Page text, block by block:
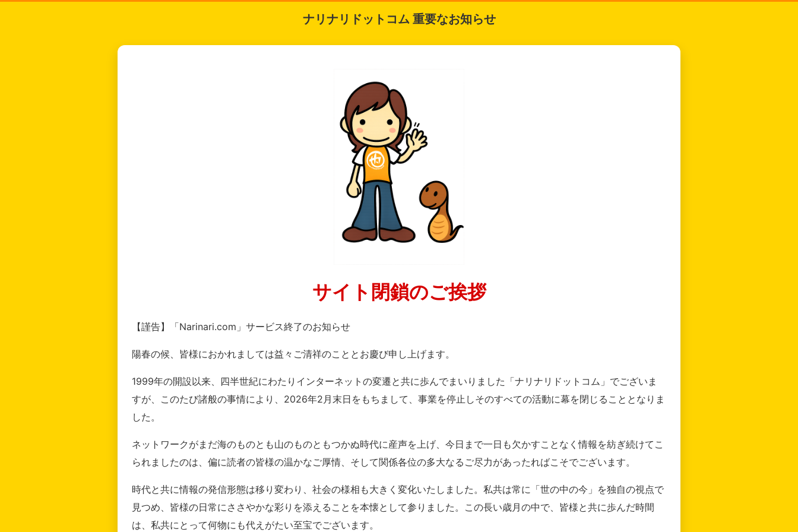
ナリナリドットコム 重要なお知らせ
サイト閉鎖のご挨拶
【謹告】「Narinari.com」サービス終了のお知らせ
陽春の候、皆様におかれましては益々ご清祥のこととお慶び申し上げます。
1999年の開設以来、四半世紀にわたりインターネットの変遷と共に歩んでまいりました「ナリナリドットコム」でございま
すが、このたび諸般の事情により、2026年2月末日をもちまして、事業を停止しそのすべての活動に幕を閉じることとなりま
した。
ネットワークがまだ海のものとも山のものともつかぬ時代に産声を上げ、今日まで一日も欠かすことなく情報を紡ぎ続けてこ
られましたのは、偏に読者の皆様の温かなご厚情、そして関係各位の多大なるご尽力があったればこそでございます。
時代と共に情報の発信形態は移り変わり、社会の様相も大きく変化いたしました。私共は常に「世の中の今」を独自の視点で
見つめ、皆様の日常にささやかな彩りを添えることを本懐として参りました。この長い歳月の中で、皆様と共に歩んだ時間
は、私共にとって何物にも代えがたい至宝でございます。